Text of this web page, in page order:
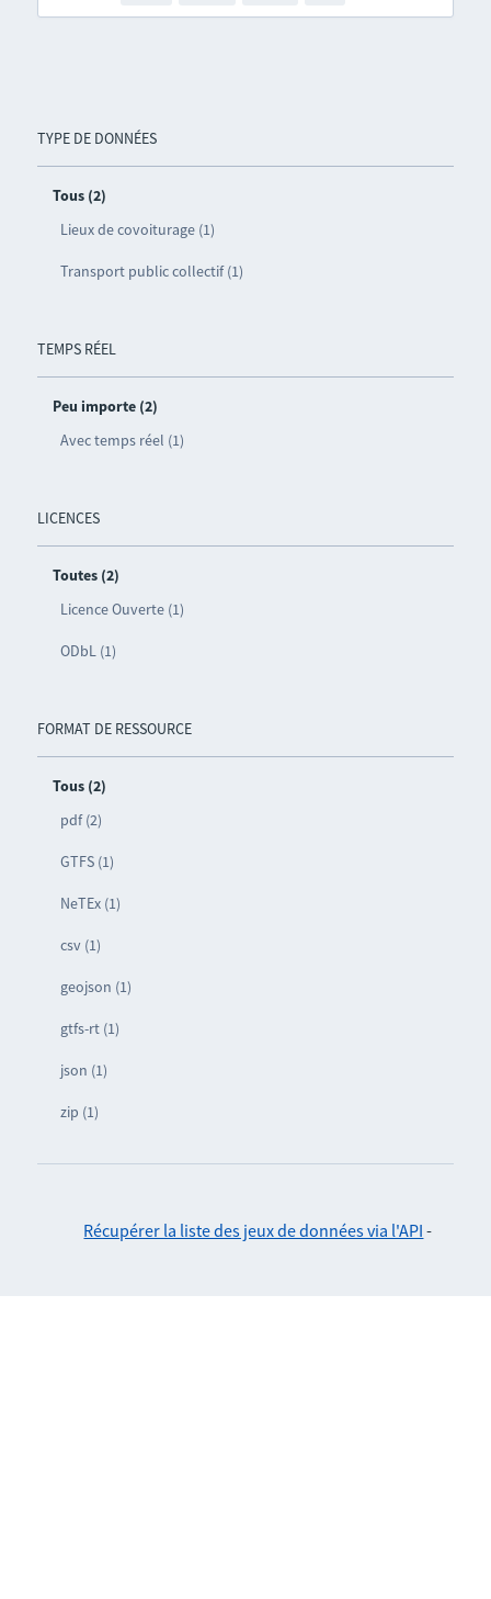
TYPE DE DONNÉES
Tous (2)
Lieux de covoiturage (1)
Transport public collectif (1)
TEMPS RÉEL
Peu importe (2)
Avec temps réel (1)
LICENCES
Toutes (2)
Licence Ouverte (1)
ODbL (1)
FORMAT DE RESSOURCE
Tous (2)
pdf (2)
GTFS (1)
NeTEx (1)
csv (1)
geojson (1)
gtfs-rt (1)
json (1)
zip (1)
Récupérer la liste des jeux de données via l'API -